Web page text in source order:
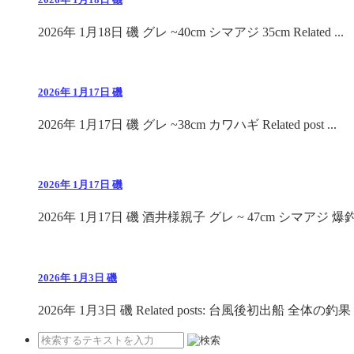
2026年 1月18日 磯 グレ ~40cm シマアジ 35cm Related ...
2026年 1月17日 磯
2026年 1月17日 磯 グレ ~38cm カワハギ Related post ...
2026年 1月17日 磯
2026年 1月17日 磯 酒井様親子 グレ ~ 47cm シマアジ 爆
2026年 1月3日 磯
2026年 1月3日 磯 Related posts: 台風後初出船 全体の釣果